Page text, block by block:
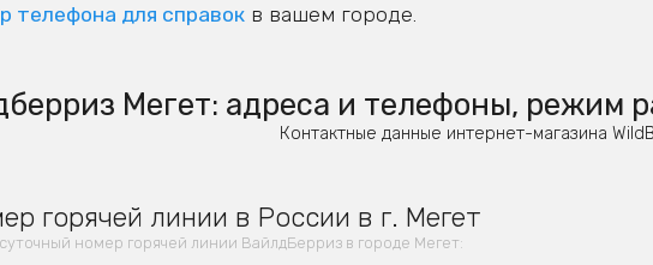
телефона для справок в вашем городе.
Мегет: адреса и телефоны, режим
Контактные данные интернет-магазина
горячей линии в России в г. Мегет
номер горячей линии ВайлдБерриз в городе Мегет: